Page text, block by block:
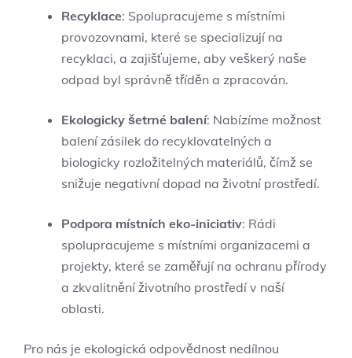
Recyklace: Spolupracujeme s místními
provozovnami, které se specializují na
recyklaci, a zajišťujeme, aby veškerý naše
odpad byl správně tříděn a zpracován.
Ekologicky šetrné balení: Nabízíme možnost
balení zásilek do recyklovatelných a
biologicky rozložitelných materiálů, čímž se
snižuje negativní dopad na životní prostředí.
Podpora místních eko-iniciativ: Rádi
spolupracujeme s místními organizacemi a
projekty, které se zaměřují na ochranu přírody
a zkvalitnění životního prostředí v naší
oblasti.
Pro nás je ekologická odpovědnost nedílnou